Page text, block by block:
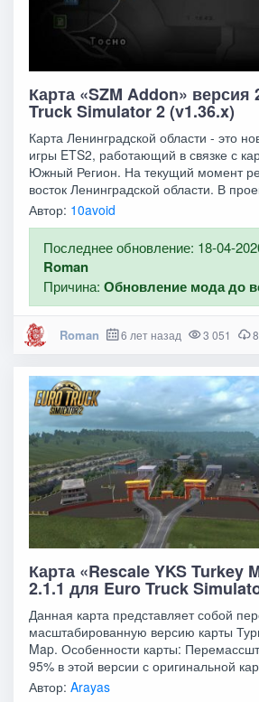
Карта «SZM Addon» версия
Truck Simulator 2 (v1.36.x)
Карта Ленинградской области - это
игры ETS2, работающий в связке с
Южный Регион. На текущий момент
восток Ленинградской области. В
Автор: 10avoid
Последнее обновление: 18-04-
Roman
Причина:Обновление мода до
Roman 6 лет назад 3 051
Карта «Rescale YKS Turkey
2.1.1 для Euro Truck
Данная карта представляет собой
масштабированную версию карты
Map. Особенности карты:
95% в этой версии с оригинальной
маршруты
Автор:Arayas